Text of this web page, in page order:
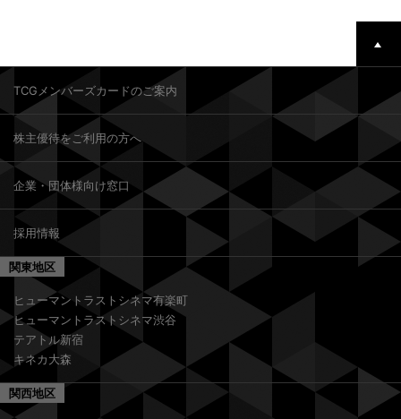
TCGメンバーズカードのご案内
株主優待をご利用の方へ
企業・団体様向け窓口
採用情報
関東地区
ヒューマントラストシネマ有楽町
ヒューマントラストシネマ渋谷
テアトル新宿
キネカ大森
関西地区